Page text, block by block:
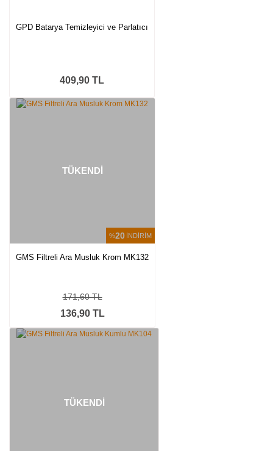
GPD Batarya Temizleyici ve Parlatıcı
409,90 TL
%20 İNDİRİM
TÜKENDİ
GMS Filtreli Ara Musluk Krom MK132
136,90 TL
171,60 TL
TÜKENDİ